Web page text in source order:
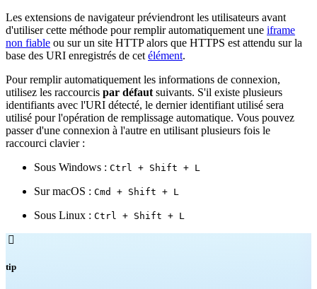
Les extensions de navigateur préviendront les utilisateurs avant
d'utiliser cette méthode pour remplir automatiquement une iframe
non fiable ou sur un site HTTP alors que HTTPS est attendu sur la
base des URI enregistrés de cet élément.
Pour remplir automatiquement les informations de connexion,
utilisez les raccourcis par défaut suivants. S'il existe plusieurs
identifiants avec l'URI détecté, le dernier identifiant utilisé sera
utilisé pour l'opération de remplissage automatique. Vous pouvez
passer d'une connexion à l'autre en utilisant plusieurs fois le
raccourci clavier :
Sous Windows : Ctrl + Shift + L
Sur macOS : Cmd + Shift + L
Sous Linux : Ctrl + Shift + L

tip